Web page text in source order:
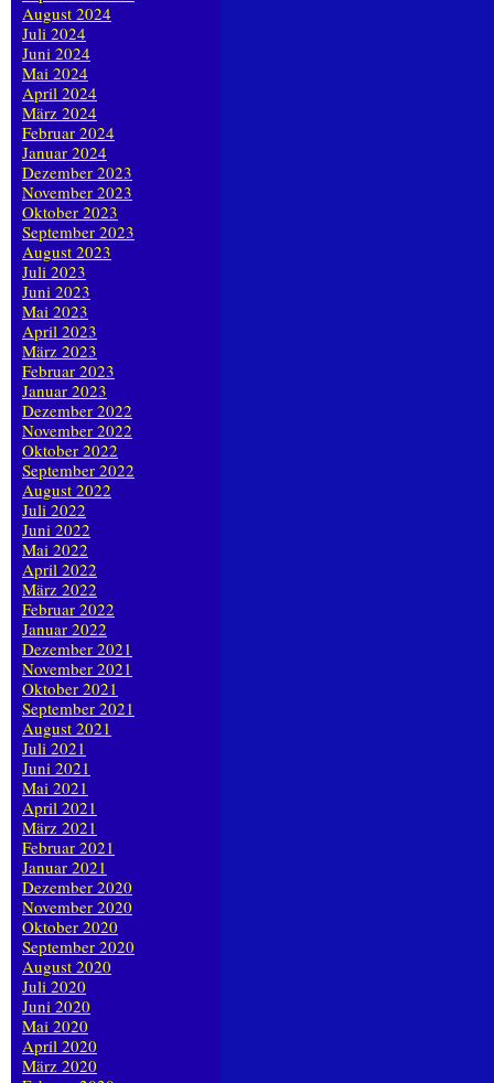
August 2024
Juli 2024
Juni 2024
Mai 2024
April 2024
März 2024
Februar 2024
Januar 2024
Dezember 2023
November 2023
Oktober 2023
September 2023
August 2023
Juli 2023
Juni 2023
Mai 2023
April 2023
März 2023
Februar 2023
Januar 2023
Dezember 2022
November 2022
Oktober 2022
September 2022
August 2022
Juli 2022
Juni 2022
Mai 2022
April 2022
März 2022
Februar 2022
Januar 2022
Dezember 2021
November 2021
Oktober 2021
September 2021
August 2021
Juli 2021
Juni 2021
Mai 2021
April 2021
März 2021
Februar 2021
Januar 2021
Dezember 2020
November 2020
Oktober 2020
September 2020
August 2020
Juli 2020
Juni 2020
Mai 2020
April 2020
März 2020